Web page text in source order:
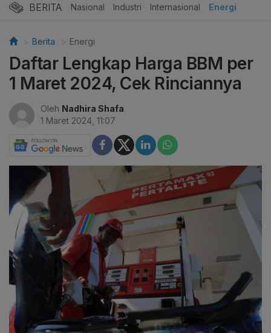
BERITA Nasional Industri Internasional Energi
Berita Energi
Daftar Lengkap Harga BBM per
1 Maret 2024, Cek Rinciannya
Oleh Nadhira Shafa
1 Maret 2024, 11:07